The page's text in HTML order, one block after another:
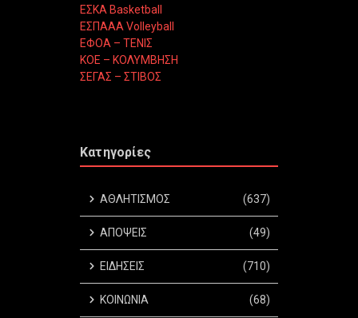
ΕΣΚΑ Basketball
ΕΣΠΑΑΑ Volleyball
ΕΦΟΑ – ΤΕΝΙΣ
ΚΟΕ – ΚΟΛΥΜΒΗΣΗ
ΣΕΓΑΣ – ΣΤΙΒΟΣ
Κατηγορίες
ΑΘΛΗΤΙΣΜΟΣ (637)
ΑΠΟΨΕΙΣ (49)
ΕΙΔΗΣΕΙΣ (710)
ΚΟΙΝΩΝΙΑ (68)